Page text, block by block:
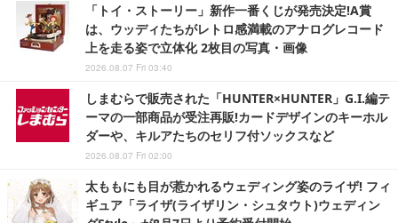
「トイ・ストーリー」新作一番くじが発売決定!A賞
は、ウッディたちがレトロ感満載のアナログレコード
上を走る姿で立体化 2枚目の写真・画像
2026.08.07 Fri 03:40
しまむらで販売された「HUNTER×HUNTER」G.I.編テ
ーマの一部商品が受注再販!カードデザインのキーホル
ダーや、キルアたちのセリフ付ソックスなど
2026.08.07 Fri 02:00
太ももにも目が惹かれるウェディング姿のライザ! フィ
ギュア「ライザ(ライザリン・シュタウト)ウェディン